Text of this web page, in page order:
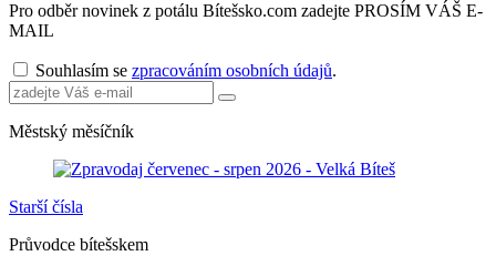
Pro odběr novinek z potálu Bítešsko.com zadejte PROSÍM VÁŠ E-
MAIL
Souhlasím se zpracováním osobních údajů.
Městský měsíčník
Starší čísla
Průvodce bítešskem